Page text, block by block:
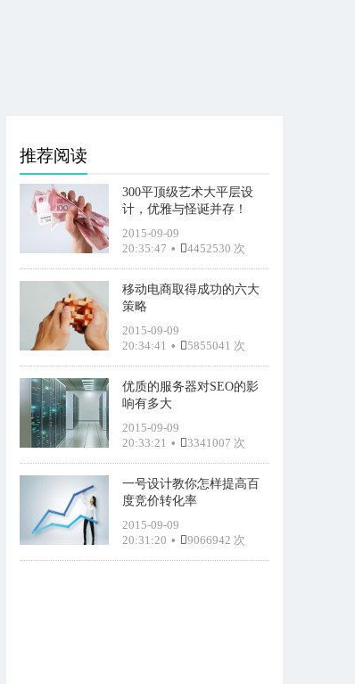
推荐阅读
300平顶级艺术大平层设
计，优雅与怪诞并存！
2015-09-09
20:35:47 • 4452530 次
移动电商取得成功的六大
策略
2015-09-09
20:34:41 • 5855041 次
优质的服务器对SEO的影
响有多大
2015-09-09
20:33:21 • 3341007 次
一号设计教你怎样提高百
度竞价转化率
2015-09-09
20:31:20 • 9066942 次